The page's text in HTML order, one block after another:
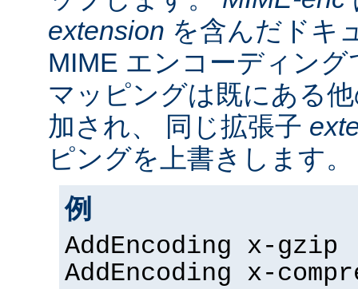
extension を含んだドキ
MIME エンコーディン
マッピングは既にある
加され、 同じ拡張子
ピングを上書きします。
例
AddEncoding x-gzip
AddEncoding x-